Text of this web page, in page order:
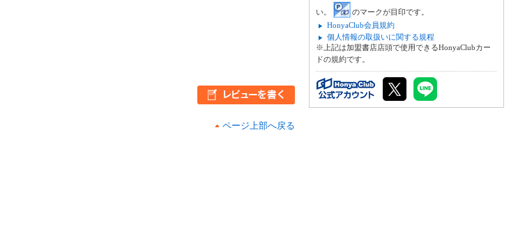
ページ上部へ戻る
い。
のマークが目印です。
HonyaClub会員規約
個人情報の取扱いに関する規程
※上記は加盟書店店頭で使用できるHonyaClubカー
ドの規約です。